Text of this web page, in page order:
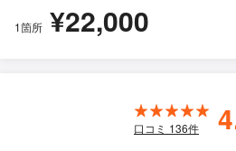
1箇所 ¥22,000
口コミ 136件